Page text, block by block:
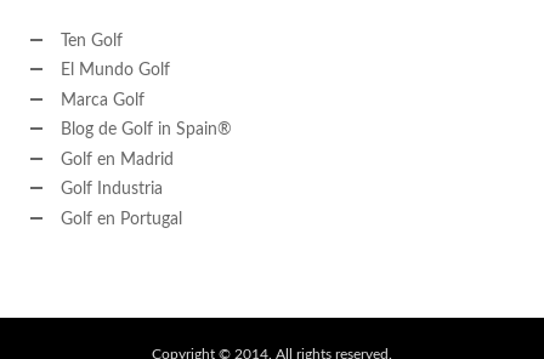
Ten Golf
El Mundo Golf
Marca Golf
Blog de Golf in Spain®
Golf en Madrid
Golf Industria
Golf en Portugal
Copyright © 2014. All rights reserved.